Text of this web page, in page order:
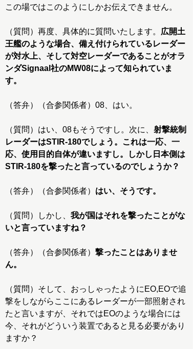
この場ではこのようにしかお伝えできません。
（質問）再度、具体的に質問いたします。 広開土
王艦のような場合、備え付けられているレーダー
が対水上、そして対空レーダーであることがオラ
ンダSignaal社のMW08によって知られていま
す。
（答弁）（合参関係者）08、はい。
（質問）はい、08もそうですし。次に、 射撃統制
レーダーはSTIR-180でしょう。これは一応、一
応、使用目的自体が違いますし。しかし日本側は
STIR-180を撃ったと言っているのでしょうか？
（答弁）（合参関係者） はい、そうです。
（質問）しかし、 我が国はそれを撃ったことがな
いと言っていますね？
（答弁）（合参関係者） 撃ったことはありませ
ん。
（質問）そして、おっしゃったようにEO,EOで追
撃をしながらここにあるレーダーが一部照射され
たと言いますが、それではEOのような場合には
今、それがどういう装置であると見る必要があり
ますか？